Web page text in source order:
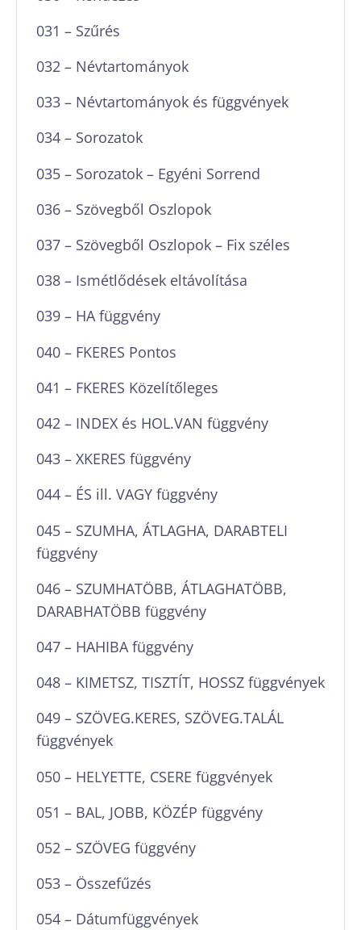
031 – Szűrés
032 – Névtartományok
033 – Névtartományok és függvények
034 – Sorozatok
035 – Sorozatok – Egyéni Sorrend
036 – Szövegből Oszlopok
037 – Szövegből Oszlopok – Fix széles
038 – Ismétlődések eltávolítása
039 – HA függvény
040 – FKERES Pontos
041 – FKERES Közelítőleges
042 – INDEX és HOL.VAN függvény
043 – XKERES függvény
044 – ÉS ill. VAGY függvény
045 – SZUMHA, ÁTLAGHA, DARABTELI
függvény
046 – SZUMHATÖBB, ÁTLAGHATÖBB,
DARABHATÖBB függvény
047 – HAHIBA függvény
048 – KIMETSZ, TISZTÍT, HOSSZ függvények
049 – SZÖVEG.KERES, SZÖVEG.TALÁL
függvények
050 – HELYETTE, CSERE függvények
051 – BAL, JOBB, KÖZÉP függvény
052 – SZÖVEG függvény
053 – Összefűzés
054 – Dátumfüggvények